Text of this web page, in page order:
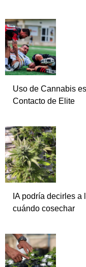
Uso de Cannabis
Contacto de Elite
IA podría decirles
cuándo cosechar